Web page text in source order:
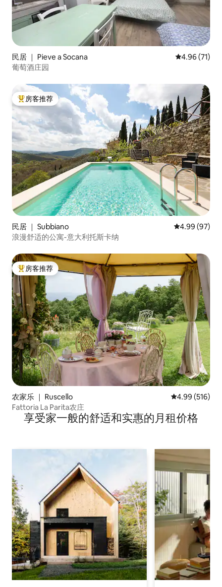
民居 ｜ Pieve a Socana 平均评分
4.96 (71)
葡萄酒庄园
热门「房客推荐」
房客推荐
民居 ｜ Subbiano 平均评分 4.99
4.99 (97)
浪漫舒适的公寓-意大利托斯卡纳
热门「房客推荐」
房客推荐
农家乐 ｜ Ruscello 平均评分 4.99
4.99 (516)
Fattoria La Parita农庄
享受家一般的舒适和实惠的月租价格